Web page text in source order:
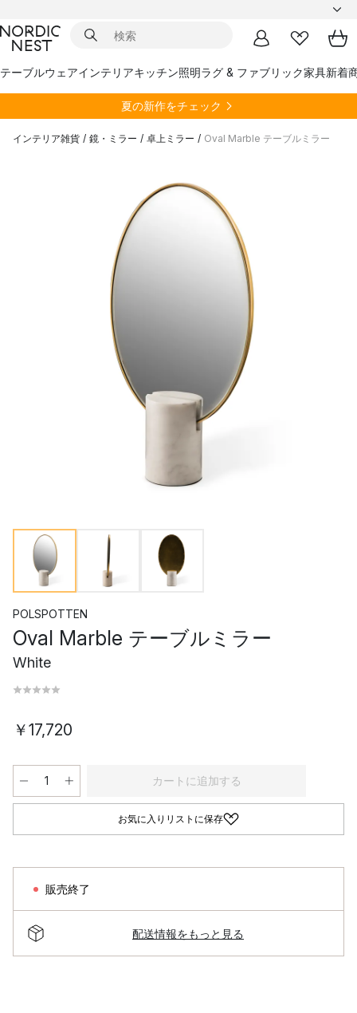
テーブルウェアインテリアキッチン照明ラグ & ファブリック家具新着
夏の新作をチェック
インテリア雑貨 / 鏡・ミラー / 卓上ミラー / Oval Marble テーブルミラー
POLSPOTTEN
Oval Marble テーブルミラー
White
￥17,720
カートに追加する
お気に入りリストに保存
販売終了
配送情報をもっと見る